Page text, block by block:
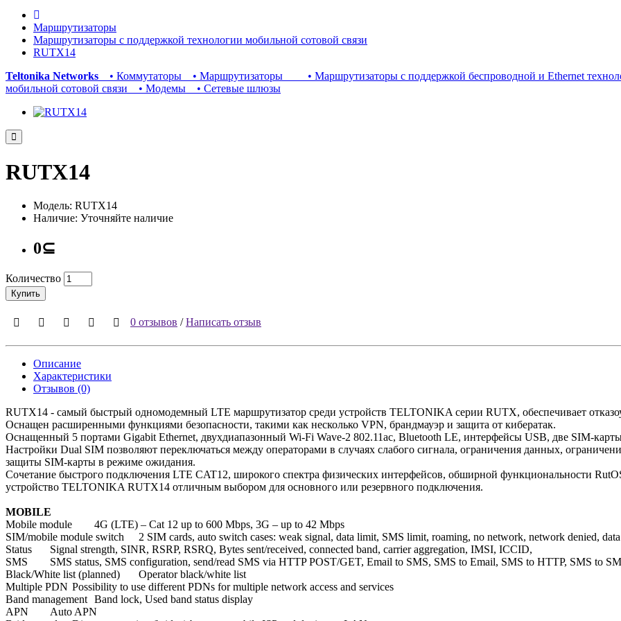
Маршрутизаторы
Маршрутизаторы с поддержкой технологии мобильной сотовой связи
RUTX14
Teltonika Networks
• Коммутаторы • Маршрутизаторы • Маршрутизаторы с поддержкой беспроводной и Ethernet
мобильной сотовой связи
• Модемы • Сетевые шлюзы
RUTX14
Модель: RUTX14
Наличие: Уточняйте наличие
0⊆
Количество
Купить
0 отзывов /Написать отзыв
Описание
Характеристики
Отзывов (0)
RUTX14 - самый быстрый одномодемный LTE маршрутизатор среди устройств TELTONIKA серии RUTX, обеспечивает
Оснащен расширенными функциями безопасности, такими как несколько VPN, брандмауэр и защита от кибератак.
Оснащенный 5 портами Gigabit Ethernet, двухдиапазонный Wi-Fi Wave-2 802.11ac, Bluetooth LE, интерфейсы USB, две SIM-
Настройки Dual SIM позволяют переключаться между операторами в случаях слабого сигнала, ограничения данных,
защиты SIM-карты в режиме ожидания.
Сочетание быстрого подключения LTE CAT12, широкого спектра физических интерфейсов, обширной функциональности
устройство TELTONIKA RUTX14 отличным выбором для основного или резервного подключения.
MOBILE
Mobile module
4G (LTE) – Cat 12 up to 600 Mbps, 3G – up to 42 Mbps
SIM/mobile module switch
2 SIM cards, auto switch cases: weak signal, data limit, SMS limit, roaming, no network, network denied,
Status
Signal strength, SINR, RSRP, RSRQ, Bytes sent/received, connected band, carrier aggregation, IMSI, ICCID,
SMS
SMS status, SMS configuration, send/read SMS via HTTP POST/GET, Email to SMS, SMS to Email, SMS to HTTP, SMS to
Black/White list (planned)
Operator black/white list
Multiple PDN Possibility to use different PDNs for multiple network access and services
Band management Band lock, Used band status display
APN
Auto APN